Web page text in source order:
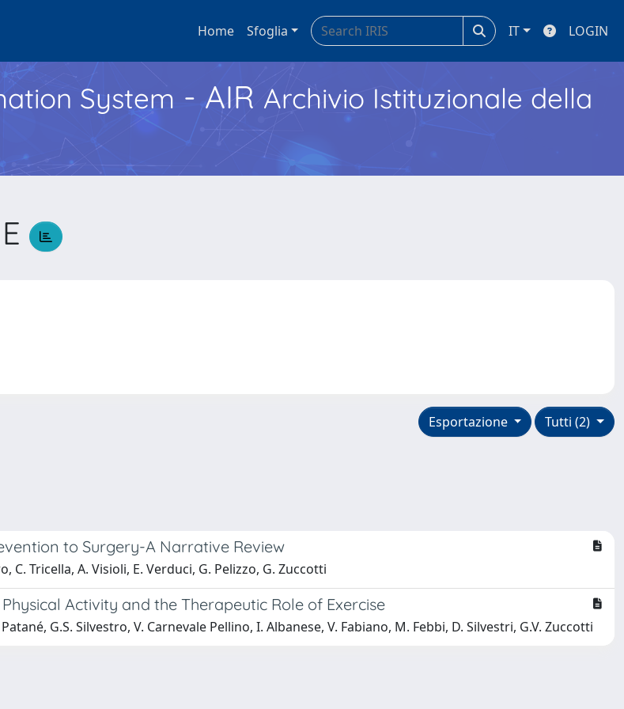
Home Sfoglia IT LOGIN
System - AIR Archivio Istituzionale della
Tutti (2)
Esportazione
to Surgery-A Narrative Review
C. Tricella, A. Visioli, E. Verduci, G. Pelizzo, G. Zuccotti
Activity and the Therapeutic Role of Exercise
G.S. Silvestro, V. Carnevale Pellino, I. Albanese, V. Fabiano, M. Febbi, D. Silvestri, G.V. Zuccotti